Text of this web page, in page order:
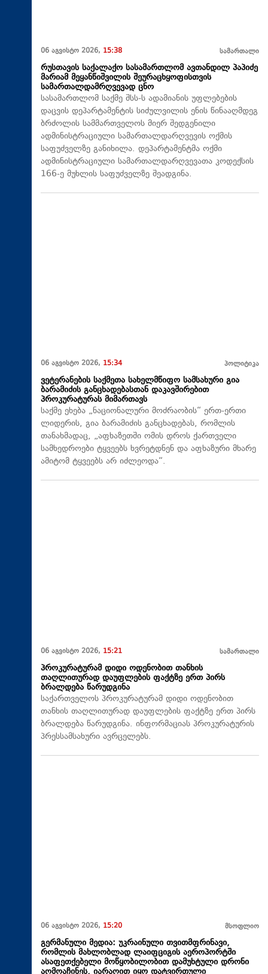
06 აგვისტო 2026, 15:38 სამართალი
რუსთავის საქალაქო სასამართლომ ავთანდილ პაპიძე
მარიამ მეყანწიშვილის შეურაცხყოფისთვის
სამართალდამრღვევად ცნო
სასამართლომ საქმე შსს-ს ადამიანის უფლებების
დაცვის დეპარტამენტის სიძულვილის ენის წინააღმდეგ
ბრძოლის სამმართველოს მიერ შედგენილი
ადმინისტრაციული სამართალდარღვევის ოქმის
საფუძველზე განიხილა. დეპარტამენტმა ოქმი
ადმინისტრაციული სამართალდარღვევათა კოდექსის
166-ე მუხლის საფუძველზე შეადგინა.
06 აგვისტო 2026, 15:34 პოლიტიკა
ვეტერანების საქმეთა სახელმწიფო სამსახური გია
ბარამიძის განცხადებასთან დაკავშირებით
პროკურატურას მიმართავს
საქმე ეხება „ნაციონალური მოძრაობის“ ერთ-ერთი
ლიდერის, გია ბარამიძის განცხადებას, რომლის
თანახმადაც, „აფხაზეთში ომის დროს ქართველი
სამხედროები ტყვეებს ხვრეტდნენ და აფხაზური მხარე
ამიტომ ტყვეებს არ იძლეოდა“.
06 აგვისტო 2026, 15:21 სამართალი
პროკურატურამ დიდი ოდენობით თანხის
თაღლითურად დაუფლების ფაქტზე ერთ პირს
ბრალდება წარუდგინა
საქართველოს პროკურატურამ დიდი ოდენობით
თანხის თაღლითურად დაუფლების ფაქტზე ერთ პირს
ბრალდება წარუდგინა. ინფორმაციას პროკურატურის
პრესსამსახური ავრცელებს.
06 აგვისტო 2026, 15:20 მსოფლიო
გერმანული მედია: უკრაინული თვითმფრინავი,
რომლის მახლობლად ლაიფციგის აეროპორტში
ასაფეთქებელი მოწყობილობით დამუხტული დრონი